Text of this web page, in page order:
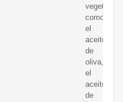
vegetales,
como
el
aceite
de
oliva,
el
aceite
de